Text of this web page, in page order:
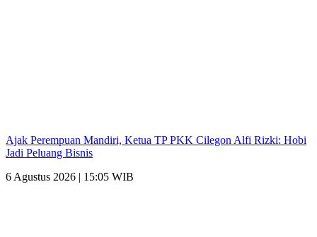
Ajak Perempuan Mandiri, Ketua TP PKK Cilegon Alfi Rizki: Hobi
Jadi Peluang Bisnis
6 Agustus 2026 | 15:05 WIB